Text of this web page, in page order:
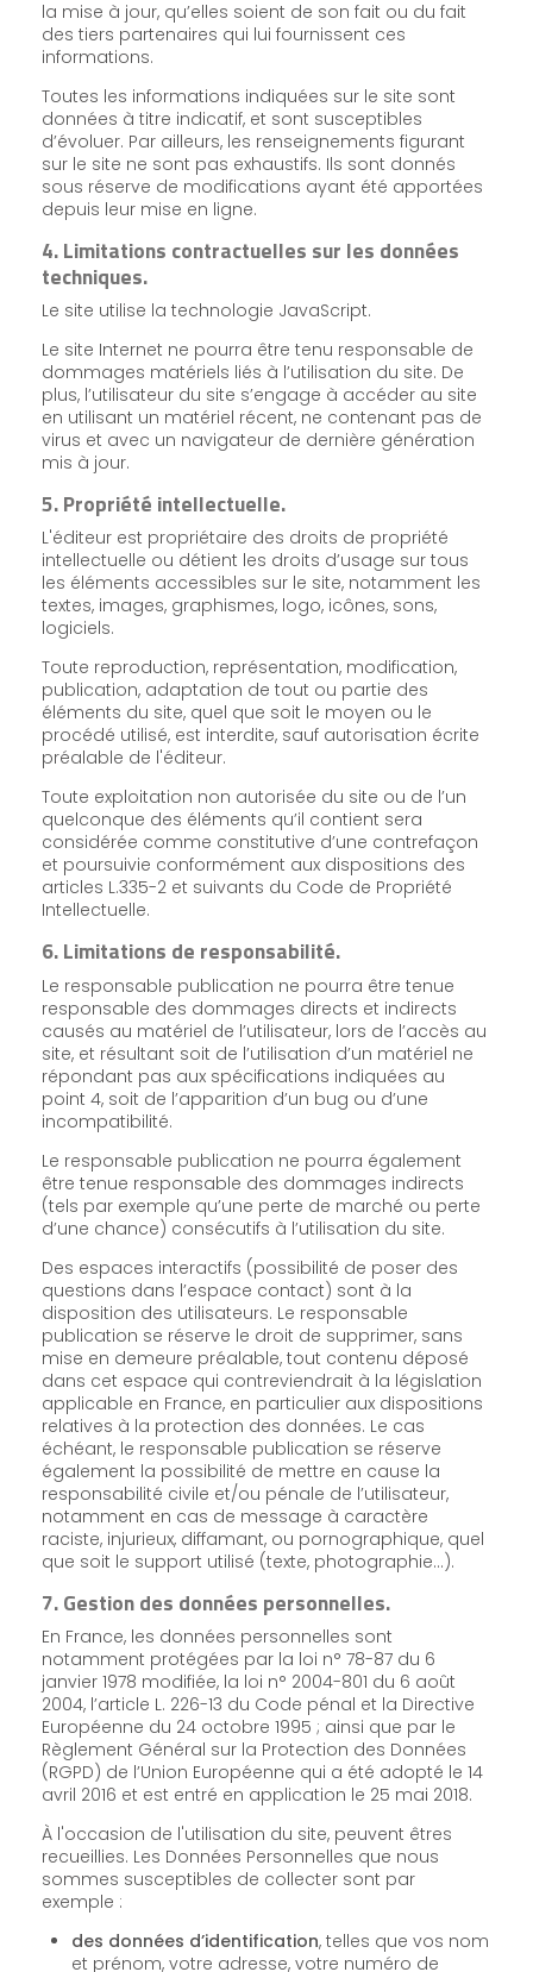
la mise à jour, qu’elles soient de son fait ou du fait
des tiers partenaires qui lui fournissent ces
informations.
Toutes les informations indiquées sur le site sont
données à titre indicatif, et sont susceptibles
d’évoluer. Par ailleurs, les renseignements figurant
sur le site ne sont pas exhaustifs. Ils sont donnés
sous réserve de modifications ayant été apportées
depuis leur mise en ligne.
4. Limitations contractuelles sur les données
techniques.
Le site utilise la technologie JavaScript.
Le site Internet ne pourra être tenu responsable de
dommages matériels liés à l’utilisation du site. De
plus, l’utilisateur du site s’engage à accéder au site
en utilisant un matériel récent, ne contenant pas de
virus et avec un navigateur de dernière génération
mis à jour.
5. Propriété intellectuelle.
L'éditeur est propriétaire des droits de propriété
intellectuelle ou détient les droits d’usage sur tous
les éléments accessibles sur le site, notamment les
textes, images, graphismes, logo, icônes, sons,
logiciels.
Toute reproduction, représentation, modification,
publication, adaptation de tout ou partie des
éléments du site, quel que soit le moyen ou le
procédé utilisé, est interdite, sauf autorisation écrite
préalable de l'éditeur.
Toute exploitation non autorisée du site ou de l’un
quelconque des éléments qu’il contient sera
considérée comme constitutive d’une contrefaçon
et poursuivie conformément aux dispositions des
articles L.335-2 et suivants du Code de Propriété
Intellectuelle.
6. Limitations de responsabilité.
Le responsable publication ne pourra être tenue
responsable des dommages directs et indirects
causés au matériel de l’utilisateur, lors de l’accès au
site, et résultant soit de l’utilisation d’un matériel ne
répondant pas aux spécifications indiquées au
point 4, soit de l’apparition d’un bug ou d’une
incompatibilité.
Le responsable publication ne pourra également
être tenue responsable des dommages indirects
(tels par exemple qu’une perte de marché ou perte
d’une chance) consécutifs à l’utilisation du site.
Des espaces interactifs (possibilité de poser des
questions dans l’espace contact) sont à la
disposition des utilisateurs. Le responsable
publication se réserve le droit de supprimer, sans
mise en demeure préalable, tout contenu déposé
dans cet espace qui contreviendrait à la législation
applicable en France, en particulier aux dispositions
relatives à la protection des données. Le cas
échéant, le responsable publication se réserve
également la possibilité de mettre en cause la
responsabilité civile et/ou pénale de l’utilisateur,
notamment en cas de message à caractère
raciste, injurieux, diffamant, ou pornographique, quel
que soit le support utilisé (texte, photographie…).
7. Gestion des données personnelles.
En France, les données personnelles sont
notamment protégées par la loi n° 78-87 du 6
janvier 1978 modifiée, la loi n° 2004-801 du 6 août
2004, l’article L. 226-13 du Code pénal et la Directive
Européenne du 24 octobre 1995 ; ainsi que par le
Règlement Général sur la Protection des Données
(RGPD) de l’Union Européenne qui a été adopté le 14
avril 2016 et est entré en application le 25 mai 2018.
À l'occasion de l'utilisation du site, peuvent êtres
recueillies. Les Données Personnelles que nous
sommes susceptibles de collecter sont par
exemple :
des données d’identification, telles que vos nom
et prénom, votre adresse, votre numéro de